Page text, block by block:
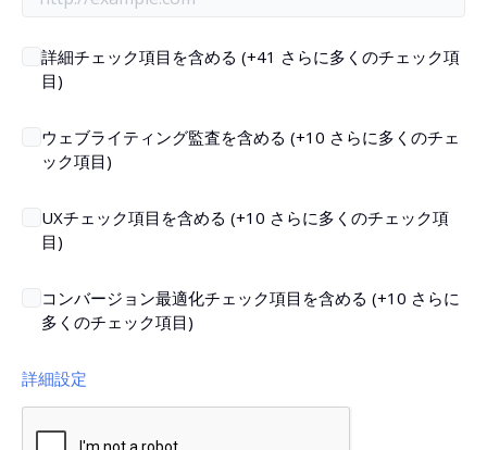
詳細チェック項目を含める (+41 さらに多くのチェック項
目)
ウェブライティング監査を含める (+10 さらに多くのチェ
ック項目)
UXチェック項目を含める (+10 さらに多くのチェック項
目)
コンバージョン最適化チェック項目を含める (+10 さらに
多くのチェック項目)
詳細設定